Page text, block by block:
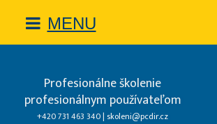
MENU
Profesionálne školenie
profesionálnym používateľom
+420 731 463 340 | skoleni@pcdir.cz